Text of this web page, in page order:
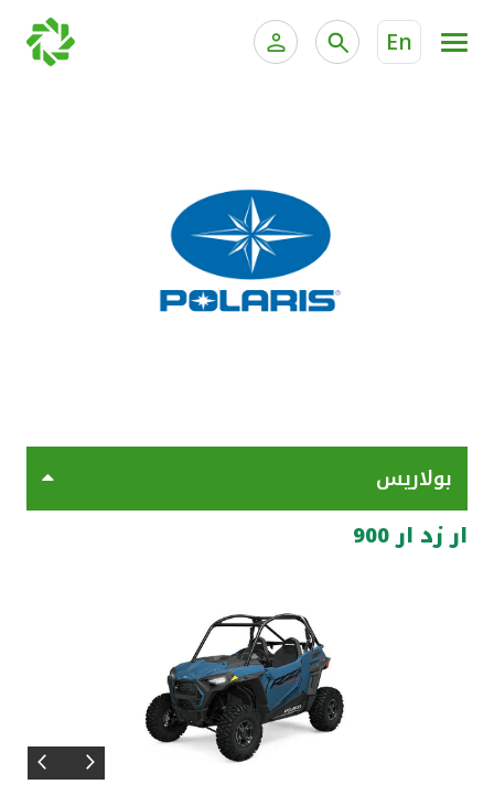
En
الخدمات المصرفية الإلكترونية للشركات
خدمة "بيتك" للتداول الإلكتروني
جميع السيارات
اتصل بنا
مواقع الفروع وأجهزة الصرف الآلي
بولاريس
ار زد ار 900